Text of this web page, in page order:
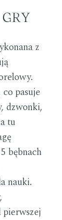
z
pasuje
dzwonki,
tu
bębnach
nauki.